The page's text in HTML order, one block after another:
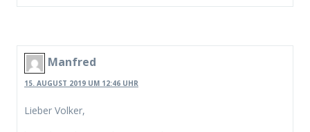
Manfred
15. AUGUST 2019 UM 12:46 UHR
Lieber Volker,